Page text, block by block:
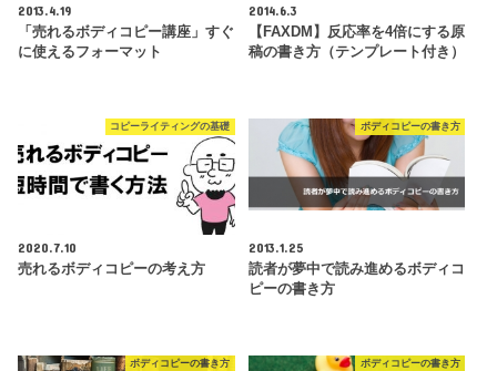
2013.4.19
「売れるボディコピー講座」すぐ
に使えるフォーマット
2014.6.3
【FAXDM】反応率を4倍にする原
稿の書き方（テンプレート付き）
コピーライティングの基礎
2020.7.10
売れるボディコピーの考え方
ボディコピーの書き方
2013.1.25
読者が夢中で読み進めるボディコ
ピーの書き方
ボディコピーの書き方 ボディコピーの書き方